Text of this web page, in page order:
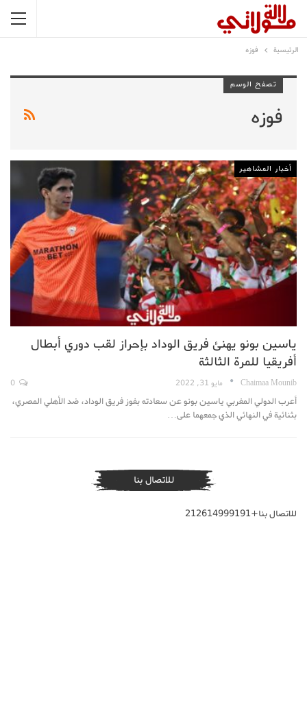
الرئيسية فوزه
تصفح الوسم
فوزه
أخبار المشاهير
ياسين بونو يهنئ فريق الوداد بإحراز لقب دوري أبطال
أفريقيا للمرة الثالثة
Chaimaa Mounib مايو 31, 2022
أعرب الدولي المغربي ياسين بونو عن سعادته بفوز فريق الوداد، ضد الأهلي المصري،
بثنائية في النهائي الذي جمعهما على…
للاتصال بنا
للاتصال بنا+212614999191